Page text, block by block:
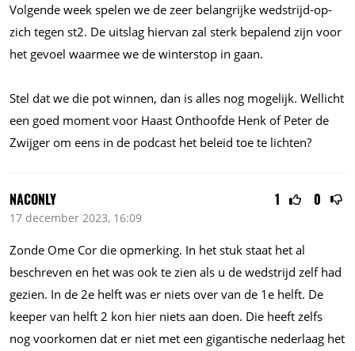
Volgende week spelen we de zeer belangrijke wedstrijd-op-
zich tegen st2. De uitslag hiervan zal sterk bepalend zijn voor
het gevoel waarmee we de winterstop in gaan.
Stel dat we die pot winnen, dan is alles nog mogelijk. Wellicht
een goed moment voor Haast Onthoofde Henk of Peter de
Zwijger om eens in de podcast het beleid toe te lichten?
1 0
NACONLY
17 december 2023, 16:09
Zonde Ome Cor die opmerking. In het stuk staat het al
beschreven en het was ook te zien als u de wedstrijd zelf had
gezien. In de 2e helft was er niets over van de 1e helft. De
keeper van helft 2 kon hier niets aan doen. Die heeft zelfs
nog voorkomen dat er niet met een gigantische nederlaag het